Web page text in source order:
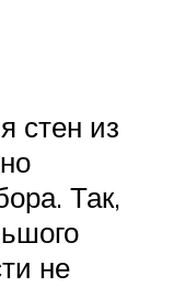
стен из
Так,
не